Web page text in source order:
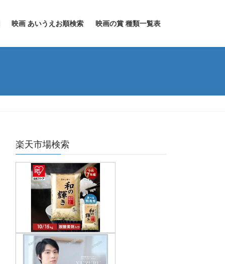
映画 あいうえお順検索 映画の賞 種類一覧表
楽天市場検索